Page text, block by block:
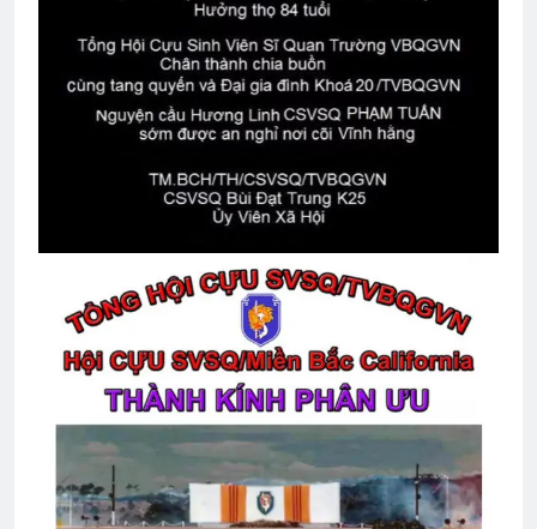
Cựu SVSQ Nguyễn Văn Hậu K16
3 Years Ago
ĐÔI MẮT
BUỒN SẼ QUA, NÀO EM HÃY CƯỜI
TƯƠI!
3 Years Ago
CTBCTY Tập II chương 15
3 Years Ago
CTBCTY – Tập I – Chương 10